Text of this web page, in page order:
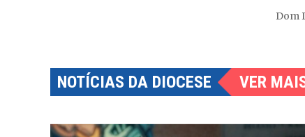
Dom
NOTÍCIAS DA DIOCESE VER